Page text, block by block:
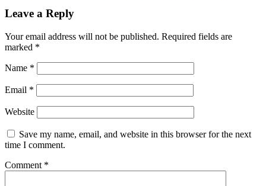
Leave a Reply
Your email address will not be published. Required fields are
marked *
Name *
Email *
Website
Save my name, email, and website in this browser for the next
time I comment.
Comment *